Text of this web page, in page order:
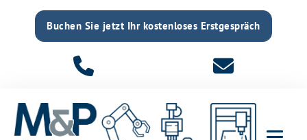
Buchen Sie jetzt Ihr kostenloses Erstgespräch